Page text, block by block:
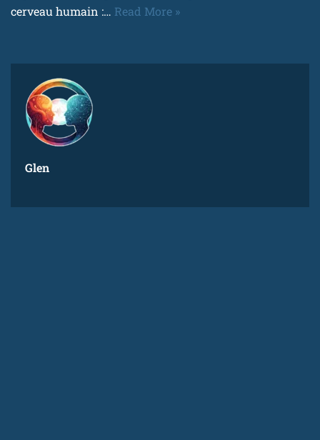
cerveau humain :… Read More »
Glen